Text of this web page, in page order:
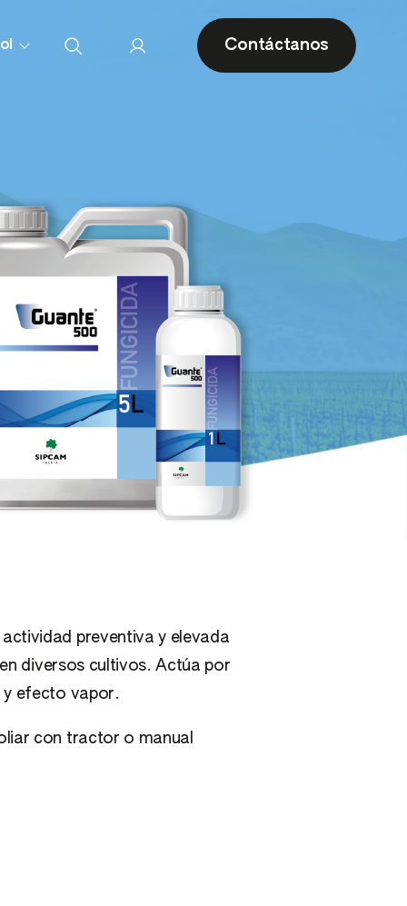
Contáctanos
preventiva y elevada
diversos cultivos. Actúa por
efecto vapor.
con tractor o manual